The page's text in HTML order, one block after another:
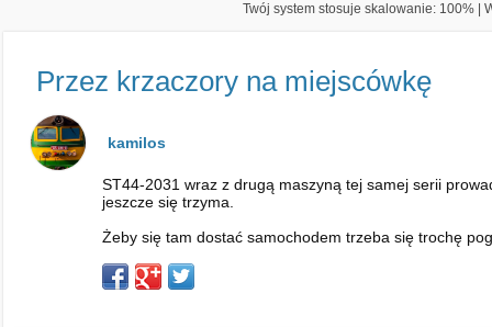
Twój system stosuje skalowanie: 100% |
Przez krzaczory na miejscówkę
kamilos
ST44-2031 wraz z drugą maszyną tej samej serii
jeszcze się trzyma.
Żeby się tam dostać samochodem trzeba się trochę